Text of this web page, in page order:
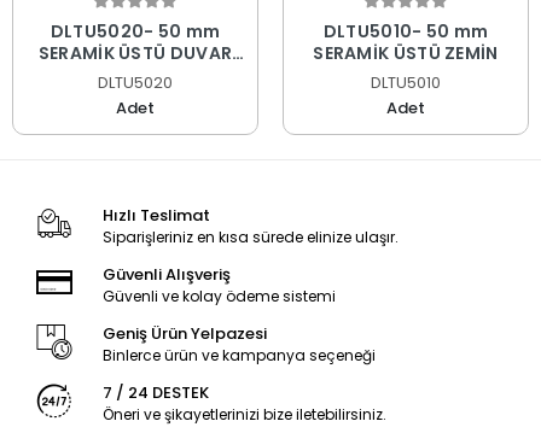
DLTU5020- 50 mm
SERAMİK ÜSTÜ DUVAR
ZEMİN 81
DLTU5020
Adet
DLTU5010- 50 mm
SERAMİK ÜSTÜ ZEMİN
DLTU5010
Adet
Hızlı Teslimat
Siparişleriniz en kısa sürede elinize ulaşır.
Güvenli Alışveriş
Güvenli ve kolay ödeme sistemi
Geniş Ürün Yelpazesi
Binlerce ürün ve kampanya seçeneği
7 / 24 DESTEK
Öneri ve şikayetlerinizi bize iletebilirsiniz.